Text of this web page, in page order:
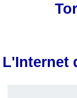
L'Internet